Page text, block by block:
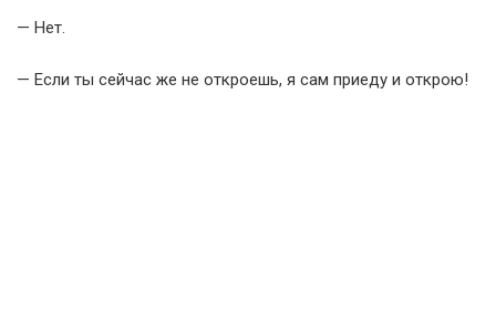
— Нет.
— Если ты сейчас же не откроешь, я сам приеду и открою!